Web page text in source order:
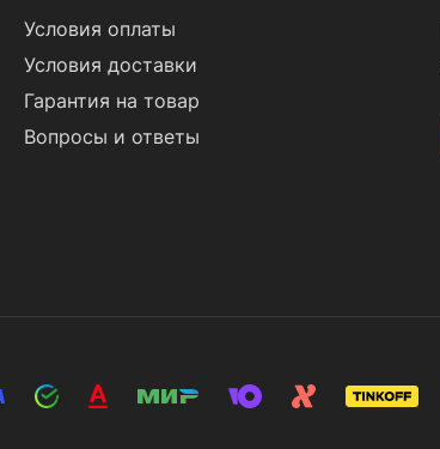
Условия оплаты
Условия доставки
Гарантия на товар
Вопросы и ответы